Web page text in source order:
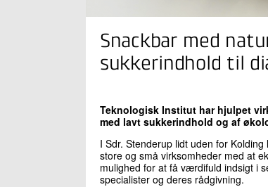
Snackbar med
sukkerindhold til
Teknologisk Institut har hjulpet
med lavt sukkerindhold og af
I Sdr. Stenderup lidt uden for
store og små virksomheder med at
mulighed for at få værdifuld indsigt i
specialister og deres rådgivning.